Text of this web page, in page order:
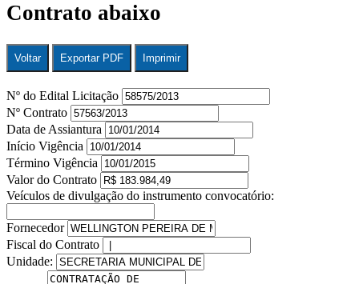
Contrato abaixo
Voltar Exportar PDF Imprimir
Nº do Edital Licitação
Nº Contrato
Data de Assiantura
Início Vigência
Término Vigência
Valor do Contrato
Veículos de divulgação do instrumento convocatório:
Fornecedor
Fiscal do Contrato
Unidade: